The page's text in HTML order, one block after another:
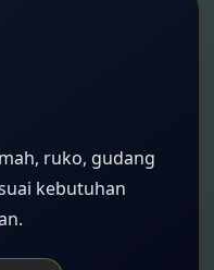
ruko, gudang
kebutuhan